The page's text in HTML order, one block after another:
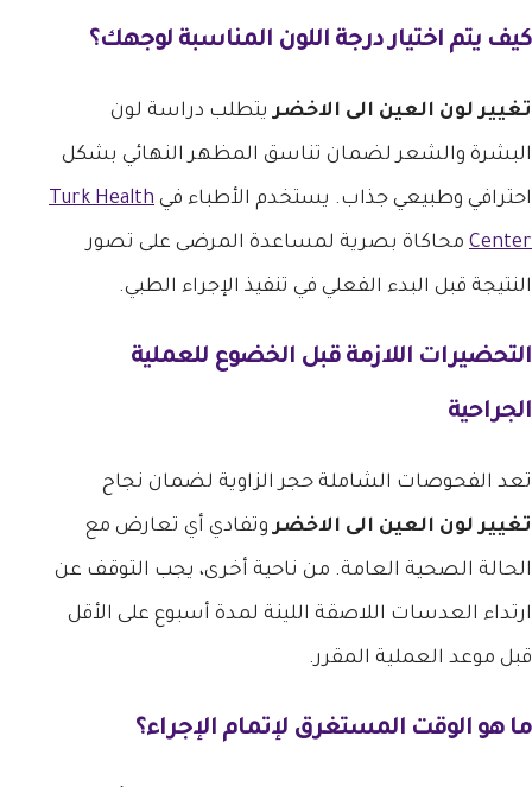
كيف يتم اختيار درجة اللون المناسبة لوجهك؟
تغيير لون العين الى الاخضريتطلب دراسة لون
البشرة والشعر لضمان تناسق المظهر النهائي بشكل
احترافي وطبيعي جذاب. يستخدم الأطباء في Turk Health
Center محاكاة بصرية لمساعدة المرضى على تصور
النتيجة قبل البدء الفعلي في تنفيذ الإجراء الطبي.
التحضيرات اللازمة قبل الخضوع للعملية
الجراحية
تعد الفحوصات الشاملة حجر الزاوية لضمان نجاح
تغيير لون العين الى الاخضروتفادي أي تعارض مع
الحالة الصحية العامة. من ناحية أخرى، يجب التوقف عن
ارتداء العدسات اللاصقة اللينة لمدة أسبوع على الأقل
قبل موعد العملية المقرر.
ما هو الوقت المستغرق لإتمام الإجراء؟